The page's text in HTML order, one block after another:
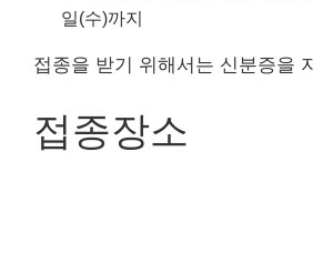
일(수)까지
접종을 받기 위해서는 신분증을
접종장소